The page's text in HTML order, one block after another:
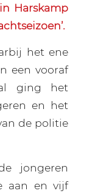
Harskamp
het ene
een vooraf
ging het
en het
de politie
jongeren
aan en vijf